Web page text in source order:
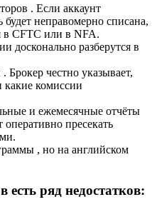
. Если аккаунт
неправомерно списана,
в CFTC или в NFA.
досконально разберутся в
честно указывает,
какие комиссии
и ежемесячные отчёты
оперативно пресекать
, но на английском
ряд недостатков: